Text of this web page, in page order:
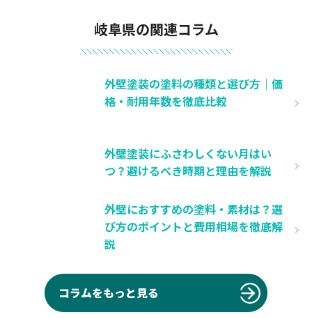
岐阜県の関連コラム
外壁塗装の塗料の種類と選び方｜価
格・耐用年数を徹底比較
外壁塗装にふさわしくない月はい
つ？避けるべき時期と理由を解説
外壁におすすめの塗料・素材は？選
び方のポイントと費用相場を徹底解
説
コラムをもっと見る